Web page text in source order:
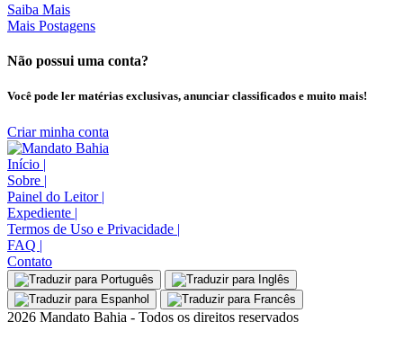
Saiba Mais
Mais Postagens
Não possui uma conta?
Você pode ler matérias exclusivas, anunciar classificados e muito mais!
Criar minha conta
Início |
Sobre |
Painel do Leitor |
Expediente |
Termos de Uso e Privacidade |
FAQ |
Contato
2026 Mandato Bahia - Todos os direitos reservados